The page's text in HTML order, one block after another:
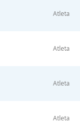
Atleta
Atleta
Atleta
Atleta